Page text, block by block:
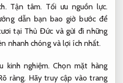
Tận tâm. Tối ưu nguồn lực.
dẫn bạn bao giờ bước để
tại Thủ Đức và gửi đi những
nhanh chóng và lợi ích nhất.
kinh nghiệm.Chọn mặt hàng
ràng. Hãy truy cập vào trang